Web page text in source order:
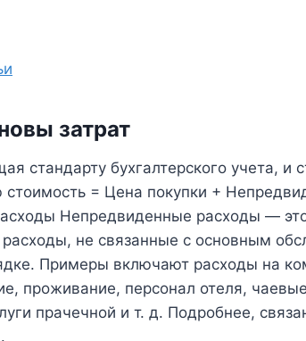
затрат
стандарту бухгалтерского учета, и
= Цена покупки +
Непредвиденные расходы —
не связанные с основным
Примеры включают расходы на
проживание, персонал отеля,
прачечной и т. д. Подробнее,